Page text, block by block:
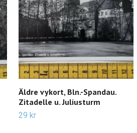
Äldre vykort, Bln.-Spandau.
Zitadelle u. Juliusturm
29 kr